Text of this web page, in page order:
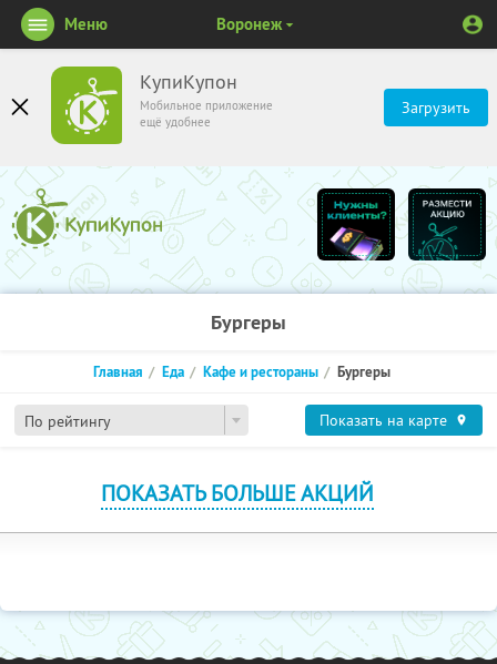
КупиКупон
Мобильное приложение
ещё удобнее
Загрузить
Меню Воронеж
Бургеры
По рейтингу
Главная Еда Кафе и рестораны Бургеры
Показать на карте
ПОКАЗАТЬ БОЛЬШЕ АКЦИЙ